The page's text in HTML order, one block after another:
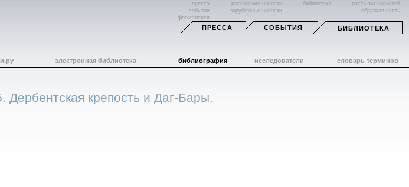
пресса
события
фотогалерея
российские новости
зарубежные новости
библиотека
рассылка новостей
обратная связь
ПРЕССА СОБЫТИЯ БИБЛИОТЕКА
электронная библиотека библиография исследователи словарь терминов
Дербентская крепость и Даг-Бары.